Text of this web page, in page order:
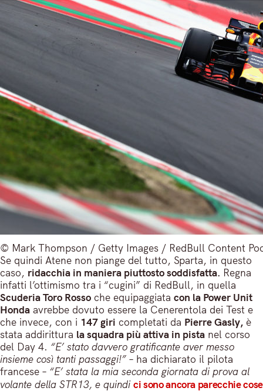
© Mark Thompson / Getty Images / RedBull Content
Se quindi Atene non piange del tutto, Sparta, in questo
caso, ridacchia in maniera piuttosto soddisfatta. Regna
infatti l’ottimismo tra i “cugini” di RedBull, in quella
Scuderia Toro Rosso che equipaggiata con la Power Unit
Honda avrebbe dovuto essere la Cenerentola dei Test e
che invece, con i 147 giri completati da Pierre Gasly, è
stata addirittura la squadra più attiva in pista nel corso
del Day 4. “E’ stato davvero gratificante aver messo
insieme così tanti passaggi!” – ha dichiarato il pilota
francese – “E’ stata la mia seconda giornata di prova al
volante della STR13, e quindi ci sono ancora parecchie cose